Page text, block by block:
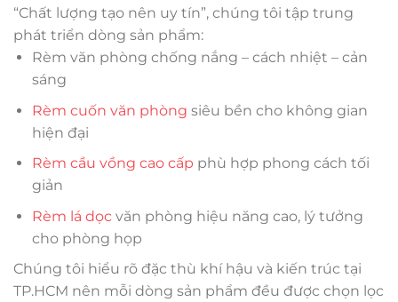
“Chất lượng tạo nên uy tín”, chúng tôi tập trung
phát triển dòng sản phẩm:
Rèm văn phòng chống nắng – cách nhiệt – cản
sáng
Rèm cuốn văn phòng siêu bền cho không gian
hiện đại
Rèm cầu vồng cao cấp phù hợp phong cách tối
giản
Rèm lá dọcvăn phòng hiệu năng cao, lý tưởng
cho phòng họp
Chúng tôi hiểu rõ đặc thù khí hậu và kiến trúc tại
TP.HCM nên mỗi dòng sản phẩm đều được chọn lọc